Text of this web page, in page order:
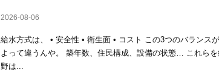
2026-08-06
給水方式は、 • 安全性 • 衛生面 • コスト この3つのバランス
よって違うんや。 築年数、住民構成、設備の状態… これら
野は...